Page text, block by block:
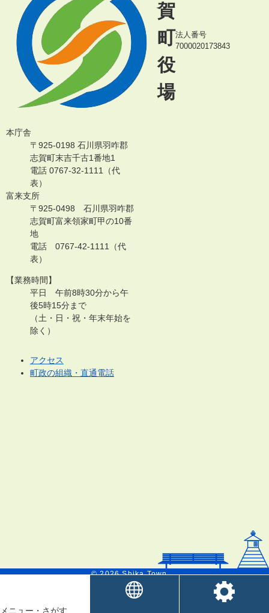
メニュー ・ さがす
賀
町
役
場
法人番号
7000020173843
本庁舎
〒925-0198 石川県羽咋郡
志賀町末吉千古1番地1
電話 0767-32-1111（代
表）
富来支所
〒925-0498 石川県羽咋郡
志賀町富来領家町甲の10番
地
電話 0767-42-1111（代
表）
【業務時間】
平日 午前8時30分から午
後5時15分まで
（土・日・祝・年末年始を
除く）
アクセス
町政の組織・直通電話
© 2026 Shika Town.